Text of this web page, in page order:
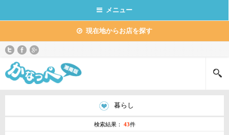
メニュー
現在地からお店を探す
暮らし
検索結果： 43件